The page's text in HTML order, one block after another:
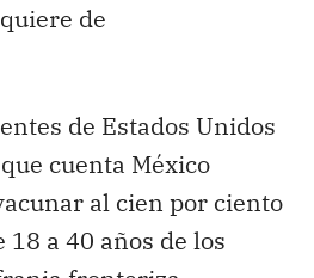
de
de Estados Unidos
cuenta México
al cien por ciento
a 40 años de los